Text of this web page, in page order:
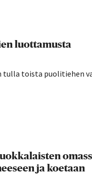
luottamusta
tulla toista puolitiehen
ja koetaan